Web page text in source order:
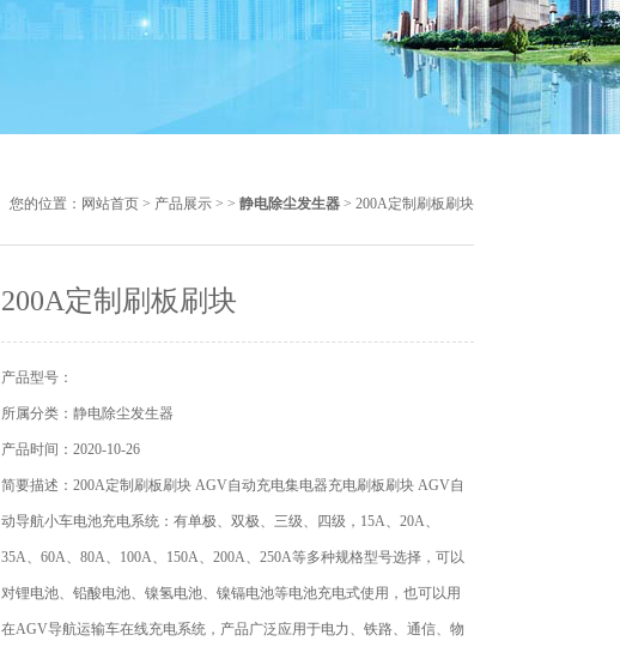
您的位置： 网站首页 > 产品展示 > > 静电除尘发生器 > 200A定制刷板刷块
200A定制刷板刷块
产品型号：
所属分类：静电除尘发生器
产品时间：2020-10-26
简要描述：200A定制刷板刷块 AGV自动充电集电器充电刷板刷块 AGV自
动导航小车电池充电系统：有单极、双极、三级、四级，15A、20A、
35A、60A、80A、100A、150A、200A、250A等多种规格型号选择，可以
对锂电池、铅酸电池、镍氢电池、镍镉电池等电池充电式使用，也可以用
在AGV导航运输车在线充电系统，产品广泛应用于电力、铁路、通信、物